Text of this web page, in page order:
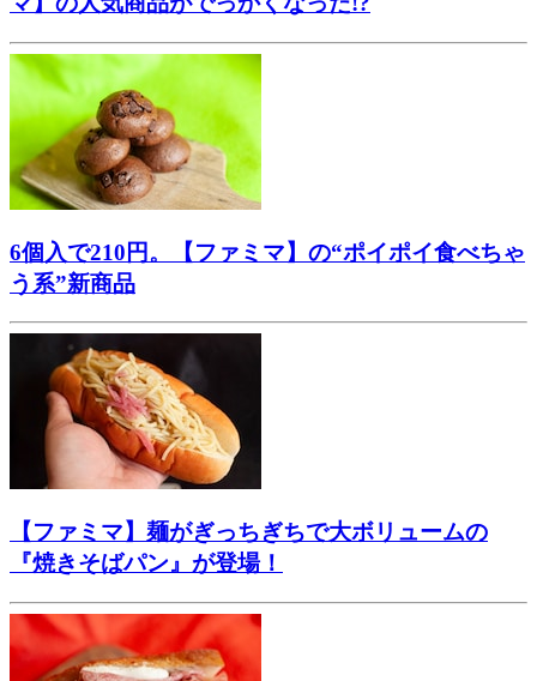
6個入で210円。【ファミマ】の“ポイポイ食べちゃ
う系”新商品
【ファミマ】麺がぎっちぎちで大ボリュームの
『焼きそばパン』が登場！